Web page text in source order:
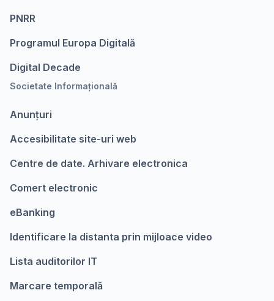
PNRR
Programul Europa Digitalǎ
Digital Decade
Societate Informațională
Anunțuri
Accesibilitate site-uri web
Centre de date. Arhivare electronica
Comert electronic
eBanking
Identificare la distanta prin mijloace video
Lista auditorilor IT
Marcare temporalǎ